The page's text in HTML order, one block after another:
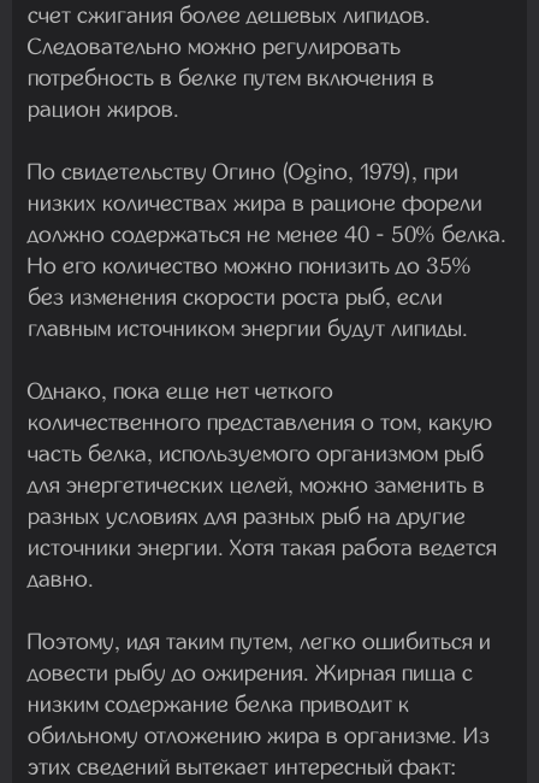
счет сжигания более дешевых липидов.
Следовательно можно регулировать
потребность в белке путем включения в
рацион жиров.
По свидетельству Огино (Ogino, 1979), при
низких количествах жира в рационе форели
должно содержаться не менее 40 - 50% белка.
Но его количество можно понизить до 35%
без изменения скорости роста рыб, если
главным источником энергии будут липиды.
Однако, пока еще нет четкого
количественного представления о том, какую
часть белка, используемого организмом рыб
для энергетических целей, можно заменить в
разных условиях для разных рыб на другие
источники энергии. Хотя такая работа ведется
давно.
Поэтому, идя таким путем, легко ошибиться и
довести рыбу до ожирения. Жирная пища с
низким содержание белка приводит к
обильному отложению жира в организме. Из
этих сведений вытекает интересный факт: